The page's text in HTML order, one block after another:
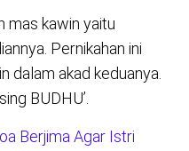
mas kawin yaitu
Pernikahan ini
dalam akad keduanya.
BUDHU’.
Berjima Agar Istri